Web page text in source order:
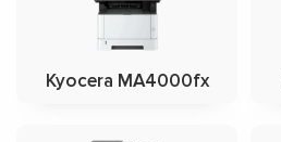
Kyocera MA4000fx